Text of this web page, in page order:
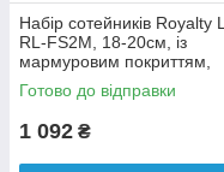
Набір сотейників Royalty
RL-FS2M, 18-20см, із
мармуровим покриттям,
Black
Готово до відправки
1 092 ₴